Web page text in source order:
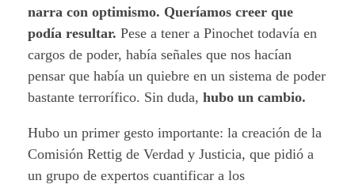
narra con optimismo. Queríamos creer que
podía resultar. Pese a tener a Pinochet todavía en
cargos de poder, había señales que nos hacían
pensar que había un quiebre en un sistema de poder
bastante terrorífico. Sin duda, hubo un cambio.
Hubo un primer gesto importante: la creación de la
Comisión Rettig de Verdad y Justicia, que pidió a
un grupo de expertos cuantificar a los